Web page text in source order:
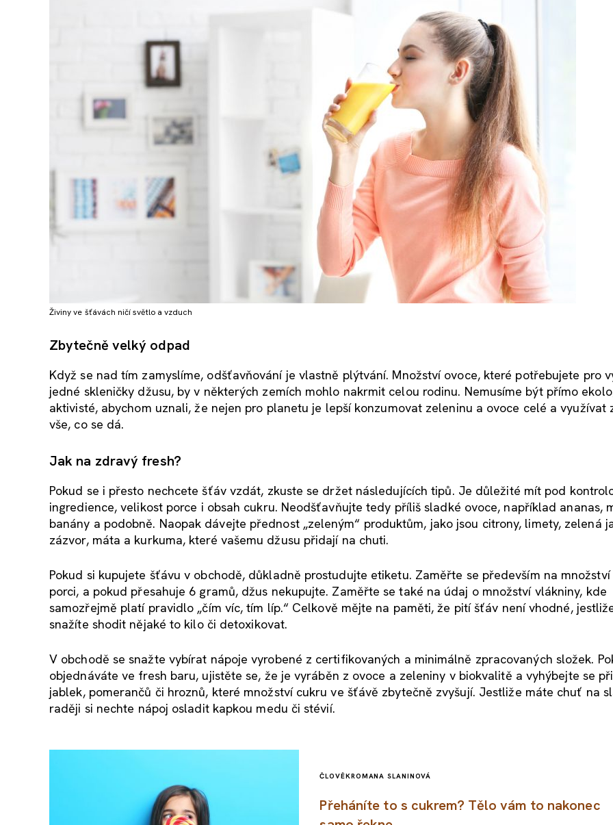
Živiny ve šťávách ničí světlo a vzduch
Zbytečně velký odpad
Když se nad tím zamyslíme, odšťavňování je vlastně plýtvání. Množství ovoce, které potřebujete pro
jedné skleničky džusu, by v některých zemích mohlo nakrmit celou rodinu. Nemusíme být přímo
aktivisté, abychom uznali, že nejen pro planetu je lepší konzumovat zeleninu a ovoce celé a využívat
vše, co se dá.
Jak na zdravý fresh?
Pokud se i přesto nechcete šťáv vzdát, zkuste se držet následujících tipů. Je důležité mít pod
ingredience, velikost porce i obsah cukru. Neodšťavňujte tedy příliš sladké ovoce, například ananas,
banány a podobně. Naopak dávejte přednost „zeleným“ produktům, jako jsou citrony, limety, zelená
zázvor, máta a kurkuma, které vašemu džusu přidají na chuti.
Pokud si kupujete šťávu v obchodě, důkladně prostudujte etiketu. Zaměřte se především na
porci, a pokud přesahuje 6 gramů, džus nekupujte. Zaměřte se také na údaj o množství vlákniny, kde
samozřejmě platí pravidlo „čím víc, tím líp.“ Celkově mějte na paměti, že pití šťáv není vhodné,
snažíte shodit nějaké to kilo či detoxikovat.
V obchodě se snažte vybírat nápoje vyrobené z certifikovaných a minimálně zpracovaných složek.
objednáváte ve fresh baru, ujistěte se, že je vyráběn z ovoce a zeleniny v biokvalitě a vyhýbejte se
jablek, pomerančů či hroznů, které množství cukru ve šťávě zbytečně zvyšují. Jestliže máte chuť na
raději si nechte nápoj osladit kapkou medu či stévií.
ČLOVĚKROMANA SLANINOVÁ
Přeháníte to s cukrem? Tělo vám to nakonec